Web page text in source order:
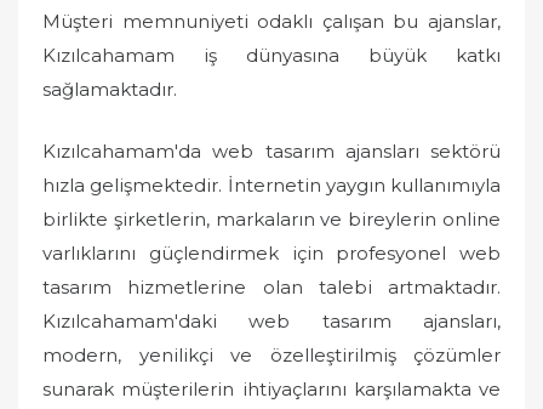
Müşteri memnuniyeti odaklı çalışan bu ajanslar,
Kızılcahamam iş dünyasına büyük katkı
sağlamaktadır.
Kızılcahamam'da web tasarım ajansları sektörü
hızla gelişmektedir. İnternetin yaygın kullanımıyla
birlikte şirketlerin, markaların ve bireylerin online
varlıklarını güçlendirmek için profesyonel web
tasarım hizmetlerine olan talebi artmaktadır.
Kızılcahamam'daki web tasarım ajansları,
modern, yenilikçi ve özelleştirilmiş çözümler
sunarak müşterilerin ihtiyaçlarını karşılamakta ve